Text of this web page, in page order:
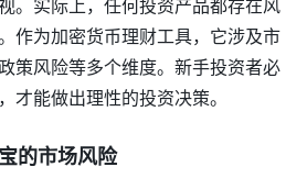
。实际上，任何投资产品都存在风
作为加密货币理财工具，它涉及市
策风险等多个维度。新手投资者必
才能做出理性的投资决策。
的市场风险